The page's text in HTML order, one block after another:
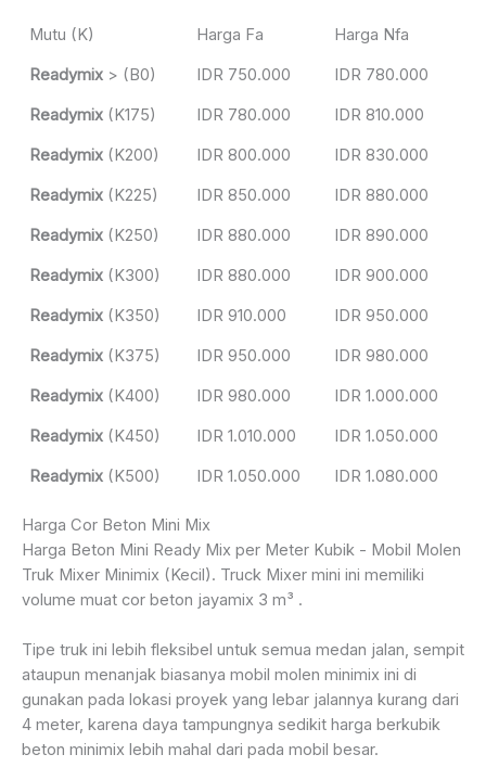
Mutu (K) Harga Fa Harga Nfa
Readymix > (B0) IDR 750.000 IDR 780.000
Readymix (K175) IDR 780.000 IDR 810.000
Readymix (K200) IDR 800.000 IDR 830.000
Readymix (K225) IDR 850.000 IDR 880.000
Readymix (K250) IDR 880.000 IDR 890.000
Readymix (K300) IDR 880.000 IDR 900.000
Readymix (K350) IDR 910.000 IDR 950.000
Readymix (K375) IDR 950.000 IDR 980.000
Readymix (K400) IDR 980.000 IDR 1.000.000
Readymix (K450) IDR 1.010.000 IDR 1.050.000
Readymix (K500) IDR 1.050.000 IDR 1.080.000
Harga Cor Beton Mini Mix
Harga Beton Mini Ready Mix per Meter Kubik - Mobil Molen
Truk Mixer Minimix (Kecil). Truck Mixer mini ini memiliki
volume muat cor beton jayamix 3 m³ .
Tipe truk ini lebih fleksibel untuk semua medan jalan, sempit
ataupun menanjak biasanya mobil molen minimix ini di
gunakan pada lokasi proyek yang lebar jalannya kurang dari
4 meter, karena daya tampungnya sedikit harga berkubik
beton minimix lebih mahal dari pada mobil besar.